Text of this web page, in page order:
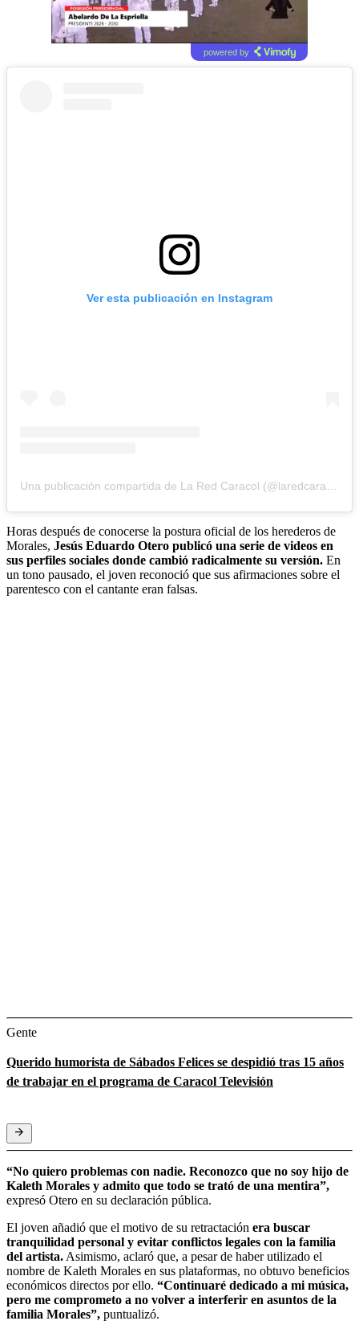
powered by
Ver esta publicación en Instagram
Horas después de conocerse la postura oficial de los herederos de
Morales, Jesús Eduardo Otero publicó una serie de videos en
sus perfiles sociales donde cambió radicalmente su versión. En
un tono pausado, el joven reconoció que sus afirmaciones sobre el
parentesco con el cantante eran falsas.
Gente
Querido humorista de Sábados Felices se despidió tras 15 años
de trabajar en el programa de Caracol Televisión
“No quiero problemas con nadie. Reconozco que no soy hijo de
Kaleth Morales y admito que todo se trató de una mentira”,
expresó Otero en su declaración pública.
El joven añadió que el motivo de su retractación era buscar
tranquilidad personal y evitar conflictos legales con la familia
del artista. Asimismo, aclaró que, a pesar de haber utilizado el
nombre de Kaleth Morales en sus plataformas, no obtuvo beneficios
económicos directos por ello. “Continuaré dedicado a mi música,
pero me comprometo a no volver a interferir en asuntos de la
familia Morales”, puntualizó.